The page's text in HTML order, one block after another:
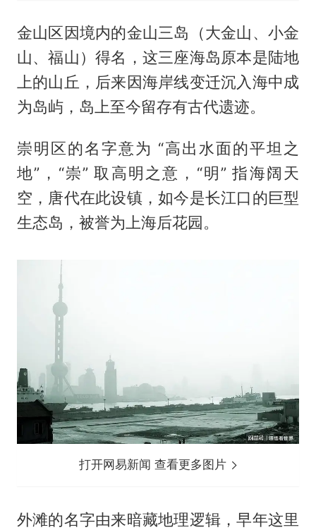
金山区因境内的金山三岛（大金山、小金
山、福山）得名，这三座海岛原本是陆地
上的山丘，后来因海岸线变迁沉入海中成
为岛屿，岛上至今留存有古代遗迹。
崇明区的名字意为 “高出水面的平坦之
地”，“崇” 取高明之意，“明” 指海阔天
空，唐代在此设镇，如今是长江口的巨型
生态岛，被誉为上海后花园。
打开网易新闻 查看更多图片
外滩的名字由来暗藏地理逻辑，早年这里